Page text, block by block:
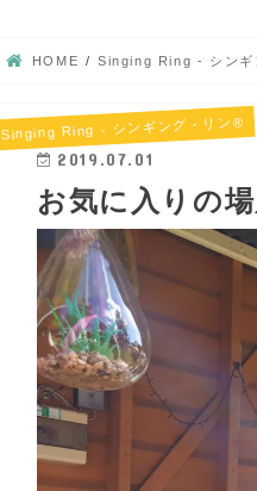
HOME Singing Ring - シンギ
Singing Ring - シンギング・リン®
2019.07.01
お気に入りの